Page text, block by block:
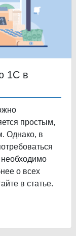
1С в
простым,
Однако, в
необходимо
о всех
в статье.